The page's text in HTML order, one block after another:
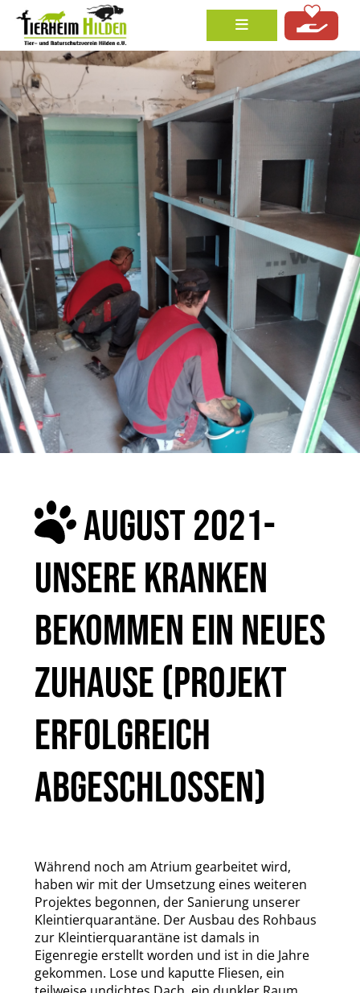
AUGUST 2021-
UNSERE KRANKEN
BEKOMMEN EIN NEUES
ZUHAUSE (PROJEKT
ERFOLGREICH
ABGESCHLOSSEN)
Während noch am Atrium gearbeitet wird,
haben wir mit der Umsetzung eines weiteren
Projektes begonnen, der Sanierung unserer
Kleintierquarantäne. Der Ausbau des Rohbaus
zur Kleintierquarantäne ist damals in
Eigenregie erstellt worden und ist in die Jahre
gekommen. Lose und kaputte Fliesen, ein